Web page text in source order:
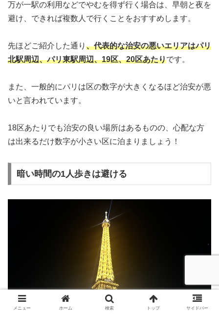
万が一駅の利用などでやむを得ず行く場合は、早朝と夜を
避け、できれば複数人で行くことをおすすめします。
先ほどご紹介した通り 、代表的な治安の悪いエリアはパリ
北駅周辺、パリ東駅周辺、19区、20区あたりです。
また、一般的にパリは区の数字が大きくなるほど治安が悪
いと言われています。
18区あたりでも治安の良い場所はあるものの、心配な方
は出来るだけ数字が小さい区に泊まりましょう！
暗い時間の1人歩きは避ける
メニュー ホーム 検索 トップ サイドバー